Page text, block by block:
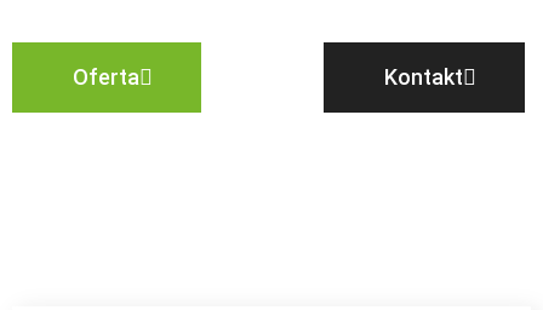
Oferta Kontakt